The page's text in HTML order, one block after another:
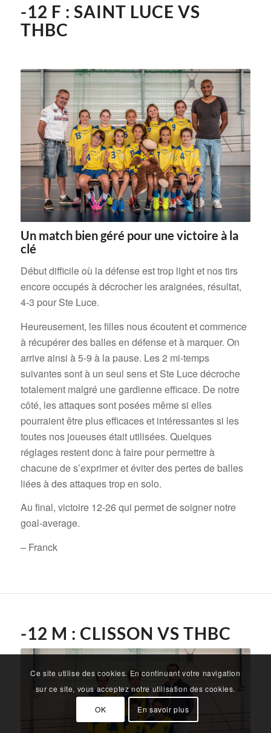
-12 F : SAINT LUCE VS
THBC
Un match bien géré pour une victoire à la
clé
Début difficile où la défense est trop light et nos tirs
encore occupés à décrocher les araignées, résultat,
4-3 pour Ste Luce.
Heureusement, les filles nous écoutent et commence
à récupérer des balles en défense et à marquer. On
arrive ainsi à 5-9 à la pause. Les 2 mi-temps
suivantes sont à un seul sens et Ste Luce décroche
totalement malgré une gardienne efficace. De notre
côté, les attaques sont posées même si elles
pourraient être plus efficaces et intéressantes si les
toutes nos joueuses était utilisées. Quelques
réglages restent donc à faire pour permettre à
chacune de s’exprimer et éviter des pertes de balles
liées à des attaques trop en solo.
Au final, victoire 12-26 qui permet de soigner notre
goal-average.
– Franck
-12 M : CLISSON VS THBC
Ce site utilise des cookies. En continuant votre navigation
sur ce site, vous acceptez notre utilisation des cookies.
OK En savoir plus